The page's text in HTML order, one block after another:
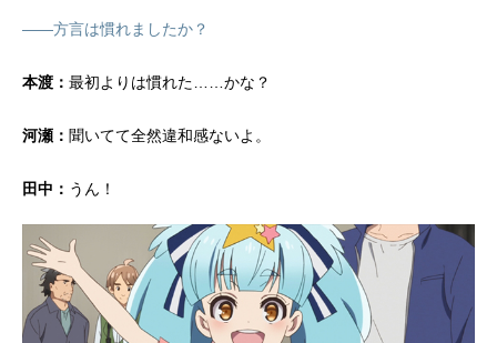
――方言は慣れましたか？
本渡： 最初よりは慣れた……かな？
河瀬： 聞いてて全然違和感ないよ。
田中： うん！